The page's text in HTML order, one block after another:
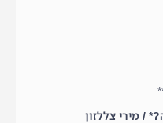
/ מירי צללזון